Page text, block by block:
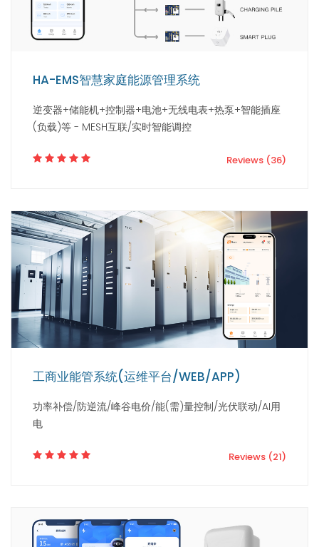
HA-EMS智慧家庭能源管理系统
逆变器+储能机+控制器+电池+无线电表+热泵+智能插座
(负载)等 - MESH互联/实时智能调控
Reviews (36)
工商业能管系统(运维平台/WEB/APP)
功率补偿/防逆流/峰谷电价/能(需)量控制/光伏联动/AI用
电
Reviews (21)